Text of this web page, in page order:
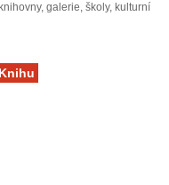
galerie, školy, kulturní